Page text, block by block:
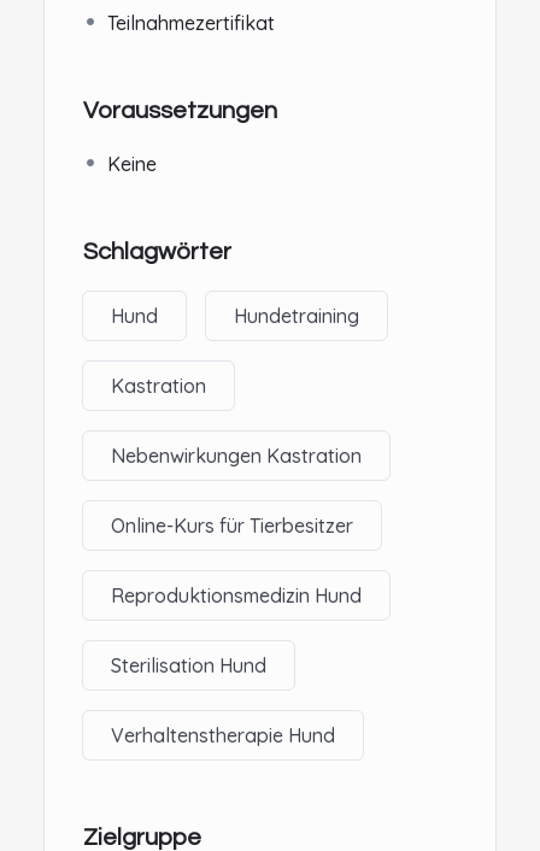
Teilnahmezertifikat
Voraussetzungen
Keine
Schlagwörter
Hund Hundetraining
Kastration
Nebenwirkungen Kastration
Online-Kurs für Tierbesitzer
Reproduktionsmedizin Hund
Sterilisation Hund
Verhaltenstherapie Hund
Zielgruppe